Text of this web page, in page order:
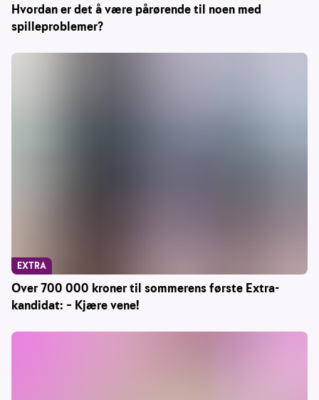
Hvordan er det å være pårørende til noen med
spilleproblemer?
Over 700 000 kroner til sommerens første Extra-
kandidat: – Kjære vene!
EXTRA